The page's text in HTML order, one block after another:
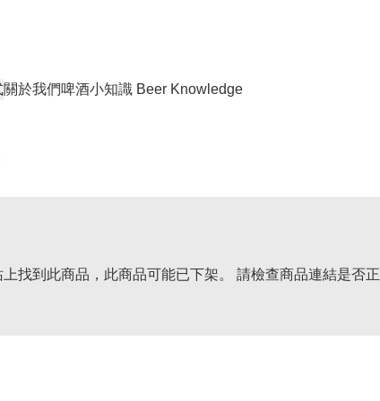
關於我們啤酒小知識 Beer Knowledge
找到此商品，此商品可能已下架。 請檢查商品連結是否正